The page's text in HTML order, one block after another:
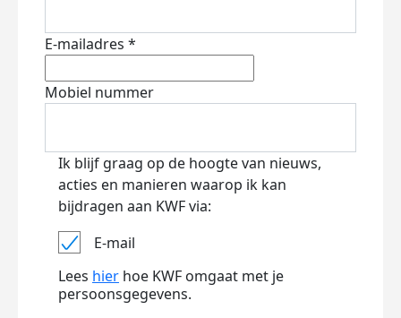
E-mailadres *
Mobiel nummer
Ik blijf graag op de hoogte van nieuws,
acties en manieren waarop ik kan
bijdragen aan KWF via:
E-mail
Lees hier hoe KWF omgaat met je
persoonsgegevens.